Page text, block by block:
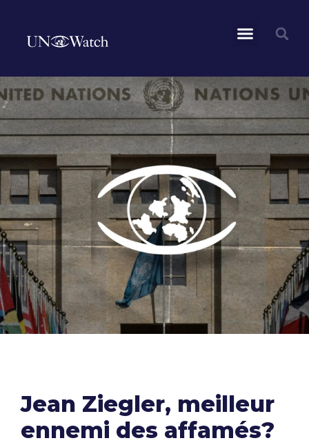
Jean Ziegler, meilleur
ennemi des affamés?